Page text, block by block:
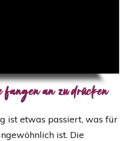
an zu drücken
ist etwas passiert, was für
ist. Die